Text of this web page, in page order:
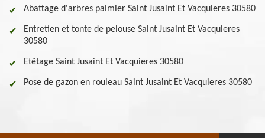
Abattage d'arbres palmier Saint Jusaint Et Vacquieres 30580
Entretien et tonte de pelouse Saint Jusaint Et Vacquieres
30580
Etêtage Saint Jusaint Et Vacquieres 30580
Pose de gazon en rouleau Saint Jusaint Et Vacquieres 30580